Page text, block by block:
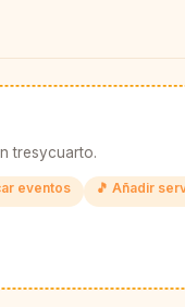
tresycuarto.
eventos 🎵 Añadir